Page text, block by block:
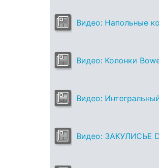
Видео: Напольные
Видео: Колонки
Видео:
Видео: ЗАКУЛИСЬЕ